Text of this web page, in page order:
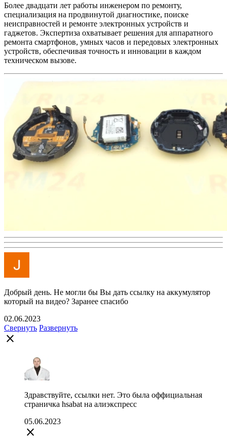
Более двадцати лет работы инженером по ремонту,
специализация на продвинутой диагностике, поиске
неисправностей и ремонте электронных устройств и
гаджетов. Экспертиза охватывает решения для аппаратного
ремонта смартфонов, умных часов и передовых электронных
устройств, обеспечивая точность и инновации в каждом
техническом вызове.
Добрый день. Не могли бы Вы дать ссылку на аккумулятор
который на видео? Заранее спасибо
02.06.2023
Свернуть Развернуть
close
Здравствуйте, ссылки нет. Это была оффициальная
страничка hsabat на алиэкспресс
05.06.2023
close